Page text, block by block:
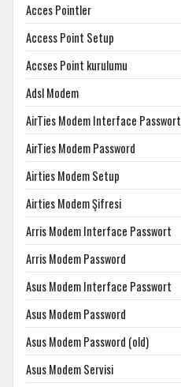
Acces Pointler
Access Point Setup
Accses Point kurulumu
Adsl Modem
AirTies Modem Interface Passwort
AirTies Modem Password
Airties Modem Setup
Airties Modem Şifresi
Arris Modem Interface Passwort
Arris Modem Password
Asus Modem Interface Passwort
Asus Modem Password
Asus Modem Password (old)
Asus Modem Servisi